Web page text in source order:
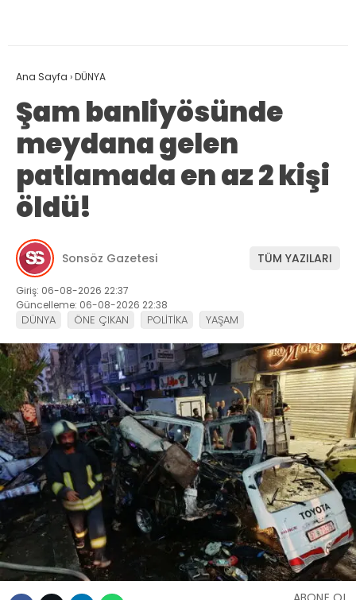
Ana Sayfa ›DÜNYA
Şam banliyösünde
meydana gelen
patlamada en az 2 kişi
öldü!
Sonsöz Gazetesi TÜM YAZILARI
Giriş: 06-08-2026 22:37
Güncelleme: 06-08-2026 22:38
DÜNYA ÖNE ÇIKAN POLİTİKA YAŞAM